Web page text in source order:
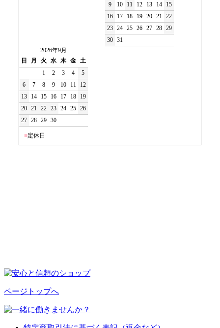
9
10 11 12 13 14
15
16
17 18 19 20 21 22
23 24 25 26 27 28 29
30 31
2026年9月
日
月 火 水 木 金 土
1
2 3 4
5
6
7 8 9 10 11
12
13
14 15 16 17 18
19
20 21 22 23 24 25 26
27 28 29 30
■定休日
ページトップへ